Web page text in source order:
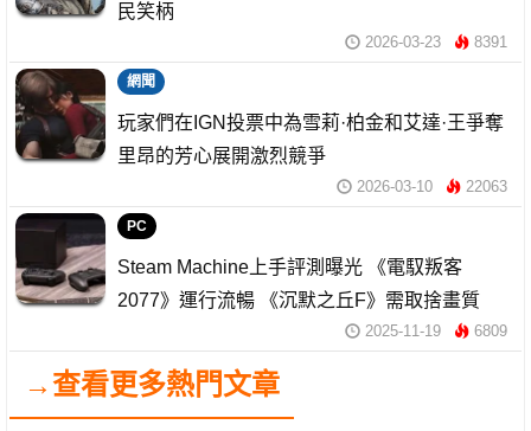
民笑柄
2026-03-23 8391
網聞
玩家們在IGN投票中為雪莉·柏金和艾達·王爭奪
里昂的芳心展開激烈競爭
2026-03-10 22063
PC
Steam Machine上手評測曝光 《電馭叛客
2077》運行流暢 《沉默之丘F》需取捨畫質
2025-11-19 6809
→查看更多熱門文章